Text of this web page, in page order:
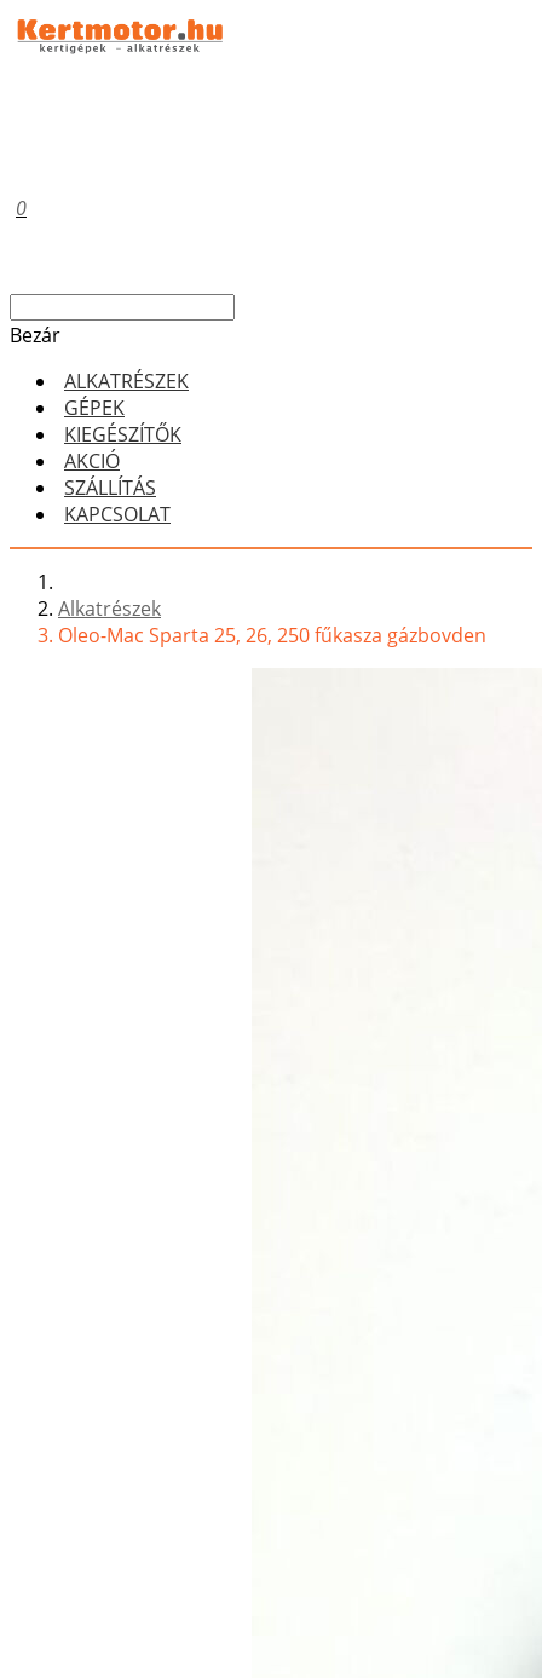
0
Bezár
ALKATRÉSZEK
GÉPEK
KIEGÉSZÍTŐK
AKCIÓ
SZÁLLÍTÁS
KAPCSOLAT
Alkatrészek
Oleo-Mac Sparta 25, 26, 250 fűkasza gázbovden